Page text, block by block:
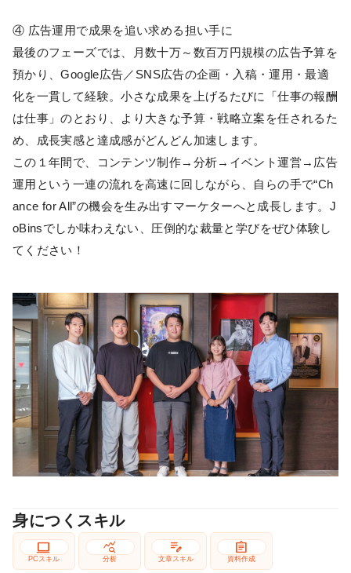
④ 広告運用で成果を追い求める担い手に
最後のフェーズでは、月数十万～数百万円規模の広告予算を
預かり、Google広告／SNS広告の企画・入稿・運用・最適
化を一貫して経験。小さな成果を上げるたびに「仕事の報酬
は仕事」のとおり、より大きな予算・戦略立案を任されるた
め、成長実感と達成感がどんどん加速します。
この１年間で、コンテンツ制作→分析→イベント運営→広告
運用という一連の流れを高速に回しながら、自らの手で“Ch
ance for All”の機会を生み出すマーケターへと成長します。J
oBinsでしか味わえない、圧倒的な裁量と学びをぜひ体験し
てください！
身につくスキル
computer
PCスキル
query_stats
分析
edit_note
文章スキル
assignment
資料作成